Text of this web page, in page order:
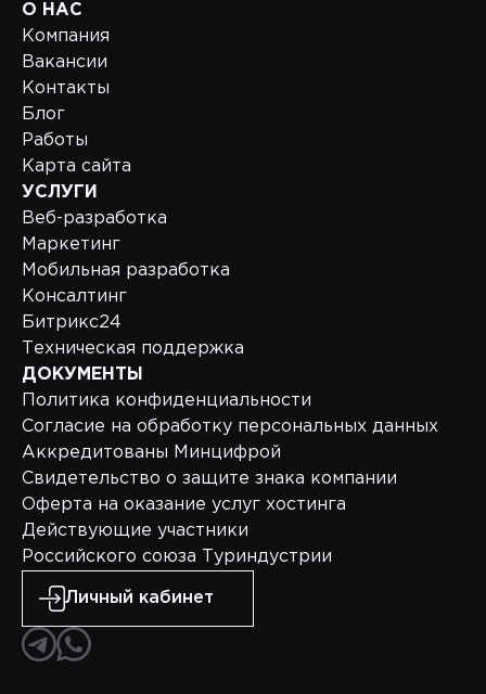
О НАС
Компания
Вакансии
Контакты
Блог
Работы
Карта сайта
УСЛУГИ
Веб-разработка
Маркетинг
Мобильная разработка
Консалтинг
Битрикс24
Техническая поддержка
ДОКУМЕНТЫ
Политика конфиденциальности
Согласие на обработку персональных данных
Аккредитованы Минцифрой
Свидетельство о защите знака компании
Оферта на оказание услуг хостинга
Действующие участники
Российского союза Туриндустрии
Личный кабинет